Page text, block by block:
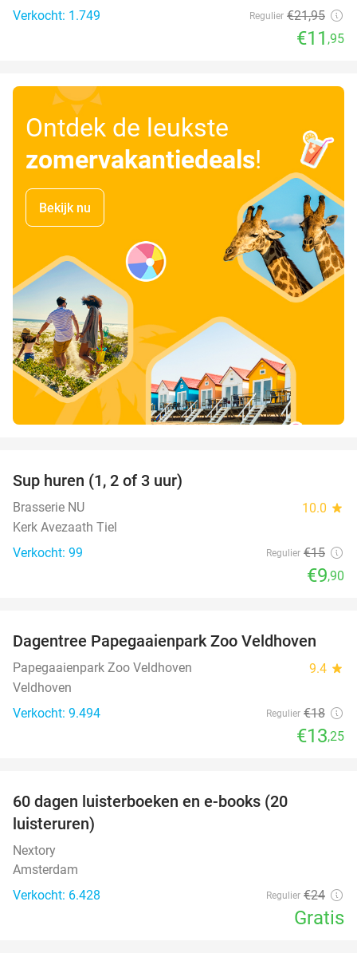
Verkocht: 1.749
Regulier €21,95
€11 ,95
Ontdek de leukste
zomervakantiedeals!
Bekijk nu
Sup huren (1, 2 of 3 uur)
Brasserie NU 10.0 star
Kerk Avezaath Tiel
Verkocht: 99
Regulier €15
€9,90
26%
Dagentree Papegaaienpark Zoo Veldhoven
Papegaaienpark Zoo Veldhoven 9.4 star
Veldhoven
Verkocht: 9.494
Regulier €18
€13,25
60 dagen luisterboeken en e-books (20
luisteruren)
Nextory
Amsterdam
Verkocht: 6.428
Regulier €24
Gratis